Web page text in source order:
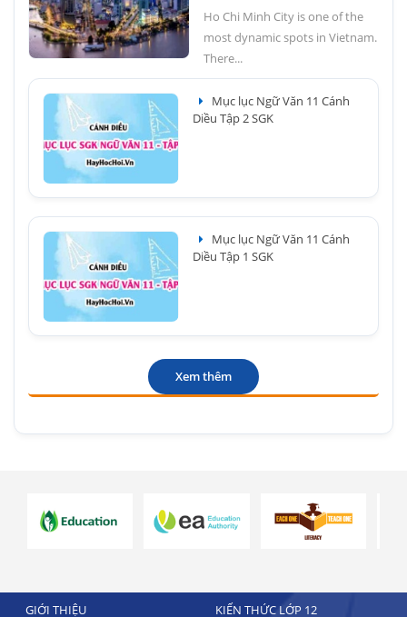
Ho Chi Minh City is one of the
most dynamic spots in Vietnam.
There...
Mục lục Ngữ Văn 11 Cánh
Diều Tập 2 SGK
Mục lục Ngữ Văn 11 Cánh
Diều Tập 1 SGK
Xem thêm
GIỚI THIỆU KIẾN THỨC LỚP 12